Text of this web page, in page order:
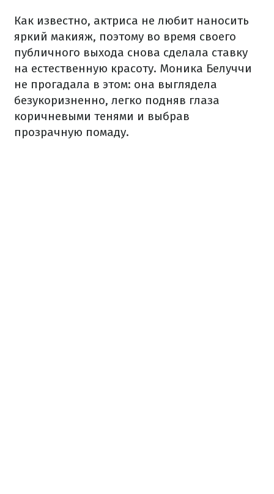
Как известно, актриса не любит наносить
яркий макияж, поэтому во время своего
публичного выхода снова сделала ставку
на естественную красоту. Моника Белуччи
не прогадала в этом: она выглядела
безукоризненно, легко подняв глаза
коричневыми тенями и выбрав
прозрачную помаду.